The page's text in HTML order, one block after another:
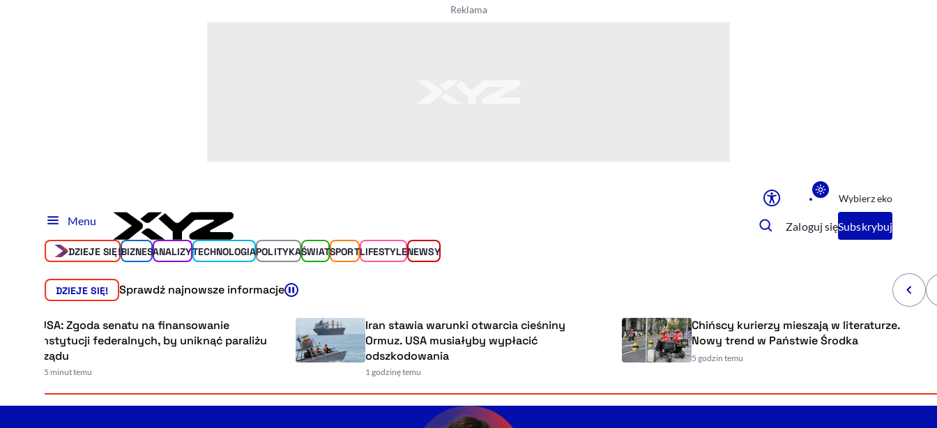
Wybierz eko
Menu Zaloguj sięSubskrybuj
DZIEJE SIĘ!BIZNESANALIZYTECHNOLOGIAPOLITYKAŚWIATSPORTLIFESTYLENEWSY
DZIEJE SIĘ! Sprawdź najnowsze informacje
Zgoda senatu na finansowanie
federalnych, by uniknąć paraliżu
minut temu
Iran stawia warunki otwarcia cieśniny
Ormuz. USA musiałyby wypłacić
odszkodowania
1 godzinę temu
Chińscy kurierzy mieszają w literaturze.
Nowy trend w Państwie Środka
5 godzin temu